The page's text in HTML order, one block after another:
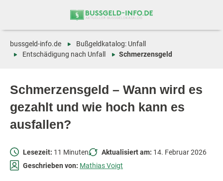
Schmerzensgeld – Wann wird es
gezahlt und wie hoch kann es
ausfallen?
bussgeld-info.de
Bußgeldkatalog: Unfall
Entschädigung nach Unfall
Schmerzensgeld
Lesezeit: 11 Minuten Aktualisiert am: 14. Februar 2026
Geschrieben von: Mathias Voigt